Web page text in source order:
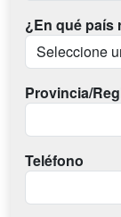
¿En qué país
Provincia/
Teléfono